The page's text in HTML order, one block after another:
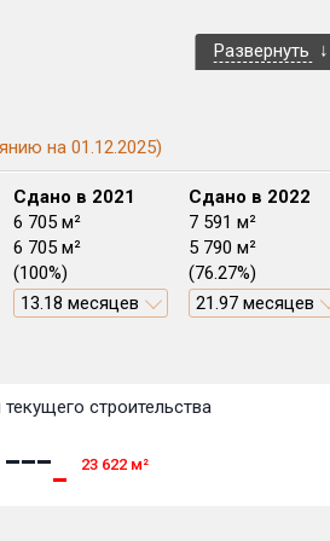
Развернуть
на 01.12.2025)
Сдано в 2021
6 705 м²
6 705 м²
(100%)
13.18 месяцев
Сдано в 2022
7 591 м²
5 790 м²
(76.27%)
21.97 месяцев
строительства
23 622 м²